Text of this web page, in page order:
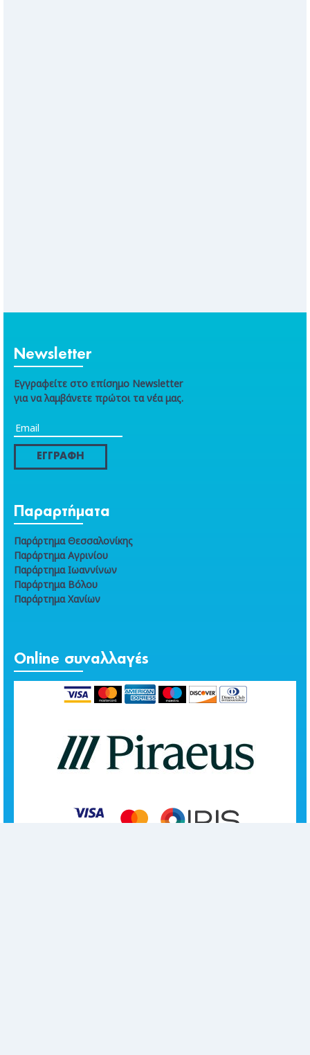
Newsletter
Εγγραφείτε στο επίσημο Newsletter
για να λαμβάνετε πρώτοι τα νέα μας.
ΕΓΓΡΑΦΗ
Παραρτήματα
Παράρτημα Θεσσαλονίκης
Παράρτημα Αγρινίου
Παράρτημα Ιωαννίνων
Παράρτημα Βόλου
Παράρτημα Χανίων
Online συναλλαγές